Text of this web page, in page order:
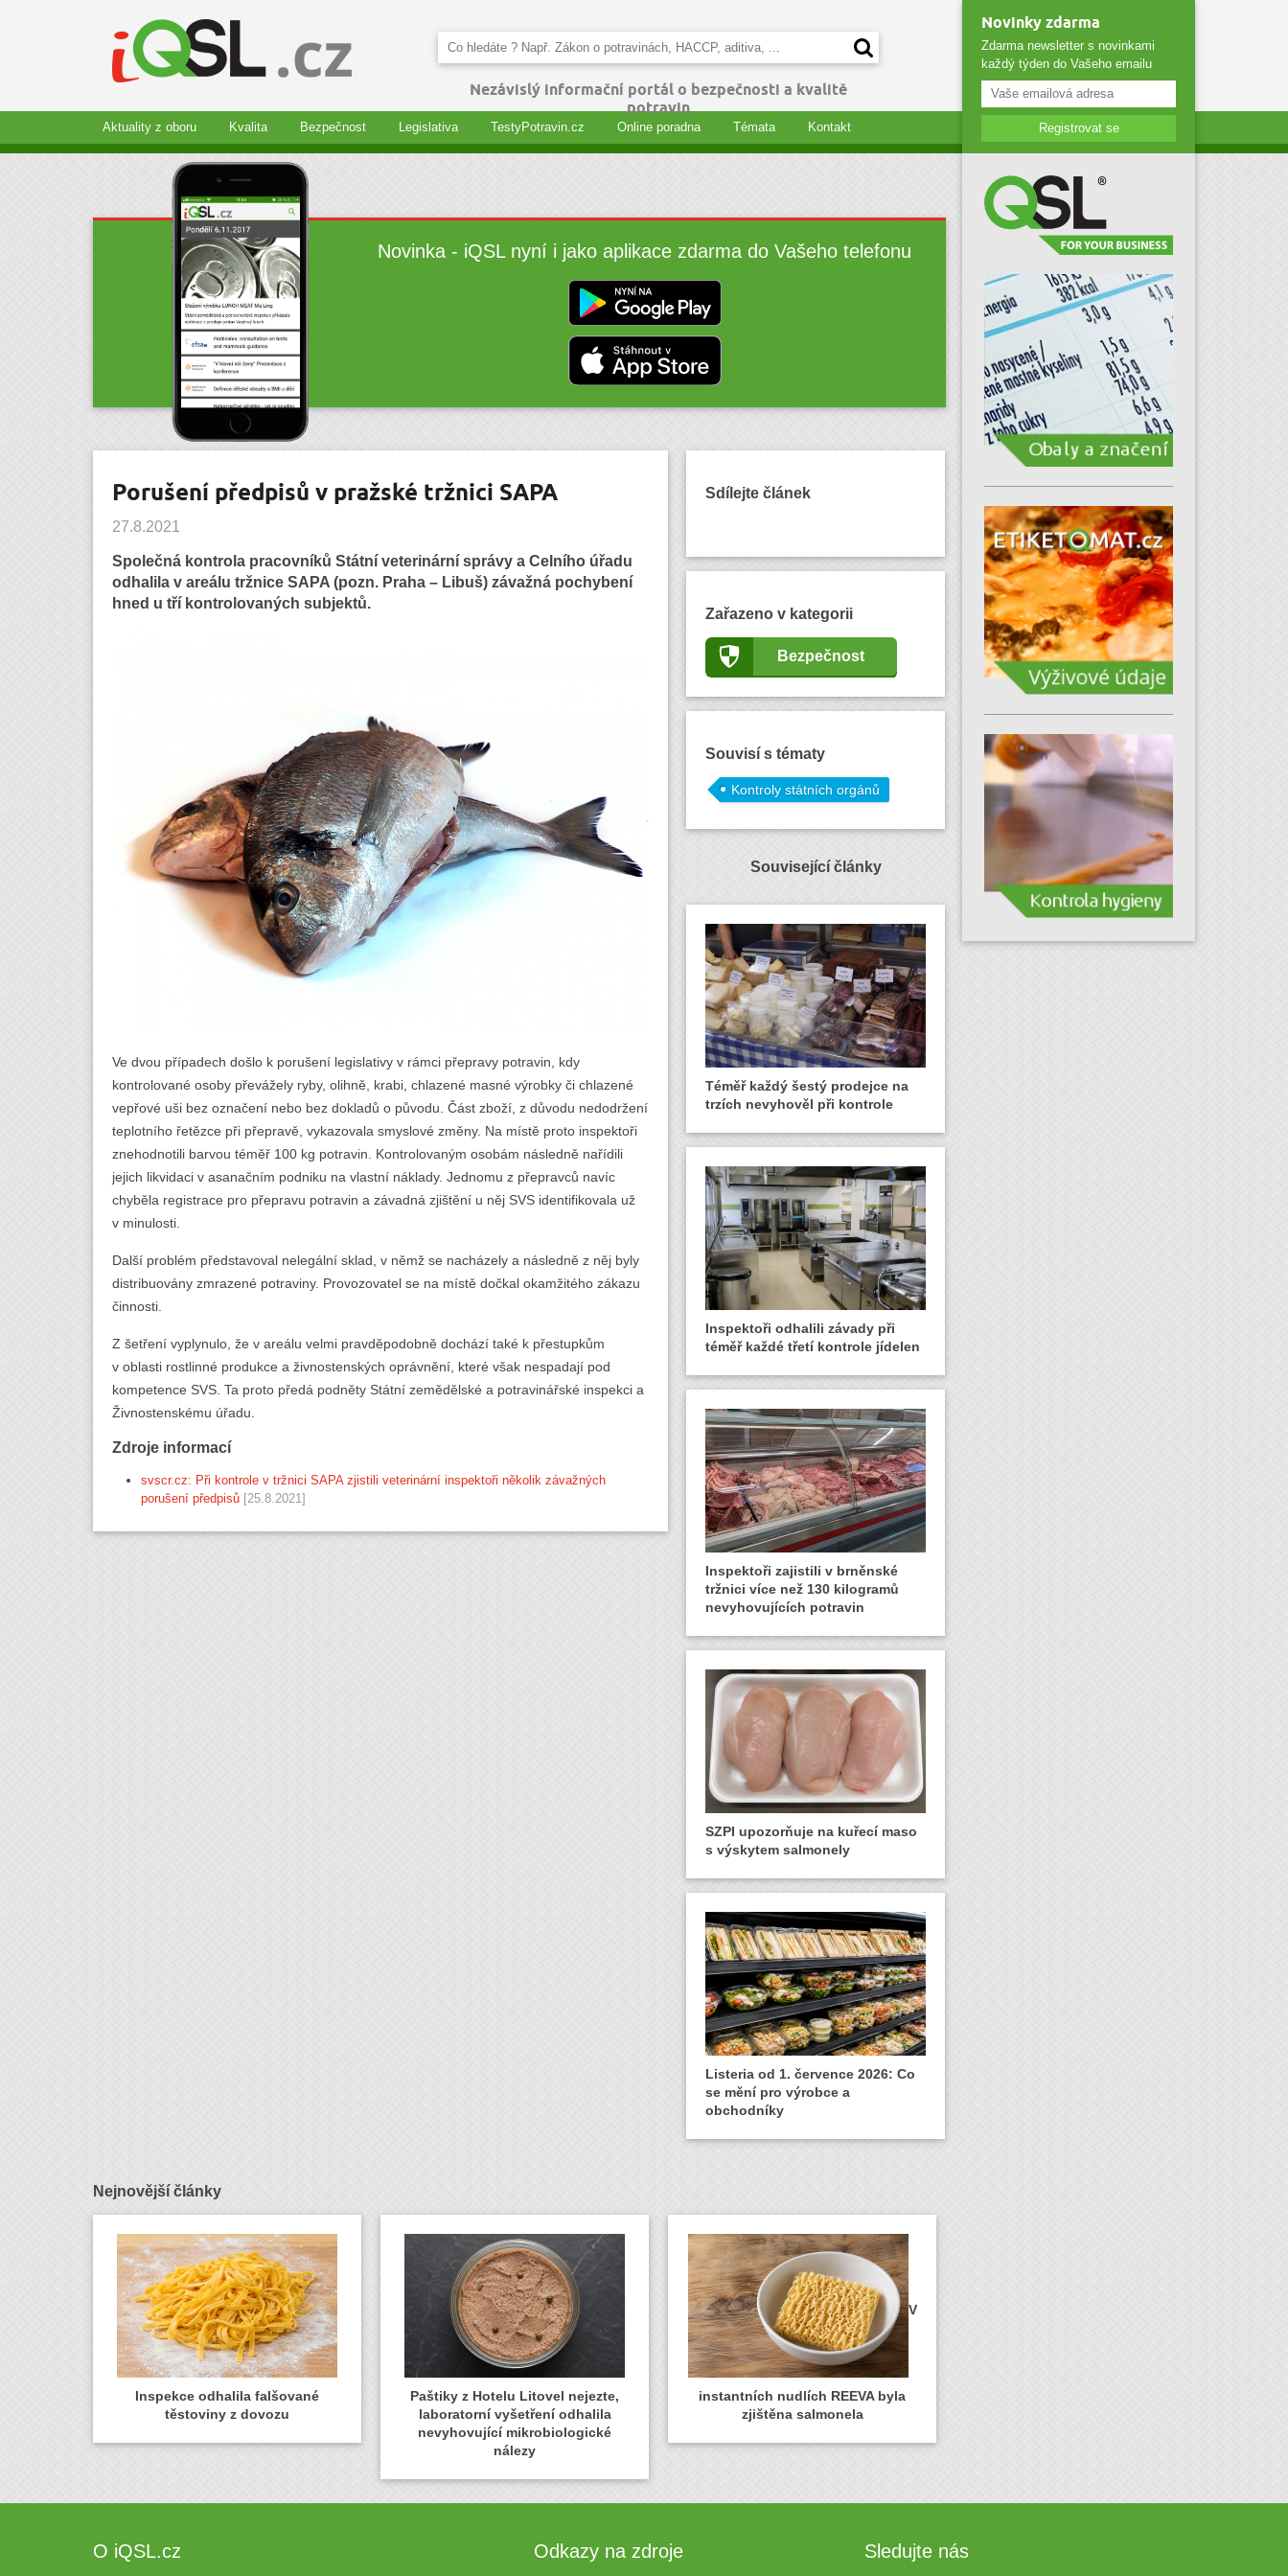
Nezávislý informační portál o bezpečnosti a kvalitě
potravin
Aktuality z oboru Kvalita Bezpečnost Legislativa TestyPotravin.cz Online poradna Témata Kontakt
Novinka - iQSL nyní i jako aplikace zdarma do Vašeho telefonu
Porušení předpisů v pražské tržnici SAPA
27.8.2021
Společná kontrola pracovníků Státní veterinární správy a Celního úřadu
odhalila v areálu tržnice SAPA (pozn. Praha – Libuš) závažná pochybení
hned u tří kontrolovaných subjektů.
Ve dvou případech došlo k porušení legislativy v rámci přepravy potravin, kdy
kontrolované osoby převážely ryby, olihně, krabi, chlazené masné výrobky či chlazené
vepřové uši bez označení nebo bez dokladů o původu. Část zboží, z důvodu nedodržení
teplotního řetězce při přepravě, vykazovala smyslové změny. Na místě proto inspektoři
znehodnotili barvou téměř 100 kg potravin. Kontrolovaným osobám následně nařídili
jejich likvidaci v asanačním podniku na vlastní náklady. Jednomu z přepravců navíc
chyběla registrace pro přepravu potravin a závadná zjištění u něj SVS identifikovala už
v minulosti.
Další problém představoval nelegální sklad, v němž se nacházely a následně z něj byly
distribuovány zmrazené potraviny. Provozovatel se na místě dočkal okamžitého zákazu
činnosti.
Z šetření vyplynulo, že v areálu velmi pravděpodobně dochází také k přestupkům
v oblasti rostlinné produkce a živnostenských oprávnění, které však nespadají pod
kompetence SVS. Ta proto předá podněty Státní zemědělské a potravinářské inspekci a
Živnostenskému úřadu.
Zdroje informací
svscr.cz: Při kontrole v tržnici SAPA zjistili veterinární inspektoři několik závažných
porušení předpisů [25.8.2021]
Sdílejte článek
Zařazeno v kategorii
Bezpečnost
Souvisí s tématy
Kontroly státních orgánů
Související články
Téměř každý šestý prodejce na
trzích nevyhověl při kontrole
Inspektoři odhalili závady při
téměř každé třetí kontrole jídelen
Inspektoři zajistili v brněnské
tržnici více než 130 kilogramů
nevyhovujících potravin
SZPI upozorňuje na kuřecí maso
s výskytem salmonely
Listeria od 1. července 2026: Co
se mění pro výrobce a
obchodníky
Nejnovější články
Inspekce odhalila falšované
těstoviny z dovozu
Paštiky z Hotelu Litovel nejezte,
laboratorní vyšetření odhalila
nevyhovující mikrobiologické
nálezy
V
instantních nudlích REEVA byla
zjištěna salmonela
Novinky zdarma
Zdarma newsletter s novinkami
každý týden do Vašeho emailu
Registrovat se
O iQSL.cz Odkazy na zdroje Sledujte nás